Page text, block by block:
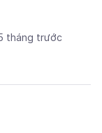
tháng trước